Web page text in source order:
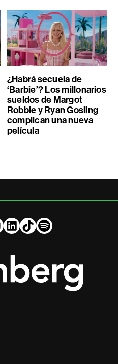
¿Habrá secuela de
‘Barbie’? Los millonarios
sueldos de Margot
Robbie y Ryan Gosling
complican una nueva
película